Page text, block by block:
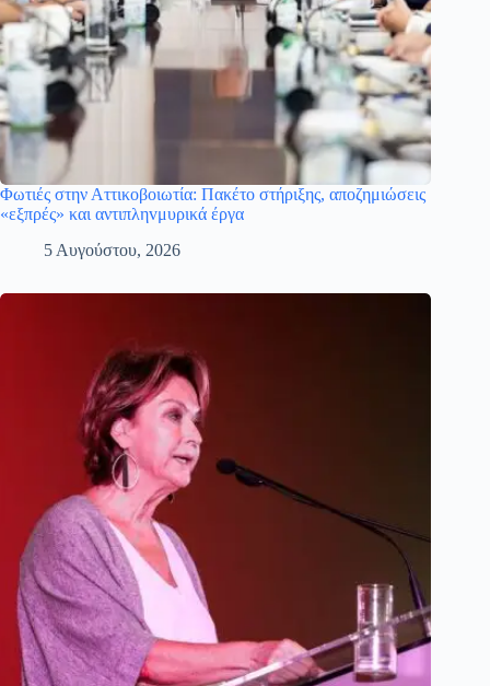
Φωτιές στην Αττικοβοιωτία: Πακέτο στήριξης, αποζημιώσεις
«εξπρές» και αντιπληvμυρικά έργα
5 Αυγούστου, 2026